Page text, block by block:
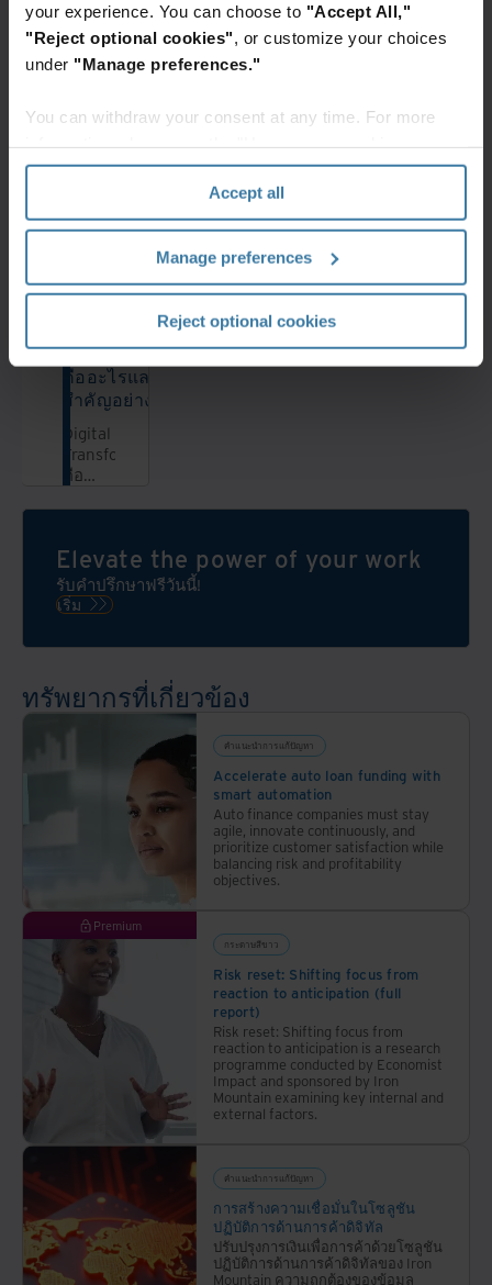
your experience. You can choose to "Accept All,"
"Reject optional cookies" , or customize your choices
under "Manage preferences."
You can withdraw your consent at any time. For more
section" of ourPrivacy Policy.
Accept all
Manage preferences
Reject optional cookies
แพลตฟอร์ม
การจัดการ
อัจฉริยะของ
Mountain
เมื่อคุณ
มี
กระดาษ
และ
ผสมกัน
ในพื้นที่
เก็บ
ข้อมูล
หลาย
แห่ง
พนักงาน
ของ
คุณ
ปัญหา
ในการ
ค้นหา
สิ่งที่
ใจ การ
แชร์
เสี่ยง
จาก
เป็นไป
ตามข้อ
กำหนด
จดหมาย
ดิจิทัล
ดิจิทัล
สามารถ
ติดตั้ง
และใช้
ง่าย
โซลูชัน
แบบ
ครบ
วงจรที่
สมบูรณ์
แบบ
ของเรา
จนถึง
การ
ทั้งหมด
วงจร
การ
ที่
สามารถ
ตรวจ
สอบได้
โซลูชัน
automation
การจัด
ระบบ
digital
workflow
automation
จาก
Iron
Mountain
เป็น
ให้
แบบ
อัตโนมัติ
การเปลี่ยนแปลง
Transformation
คืออะไรและ
สำคัญอย่างไร
Digital
Transformation
คือ
และมี
สำคัญ
อย่างไร
แล้วขั้น
ตอน
การ
เปลี่ยนแปลง
Elevate the power of your work
รับคำปรึกษาฟรีวันนี้!
เริ่ม
ทรัพยากรที่เกี่ยวข้อง
คำแนะนำการแก้ปัญหา
Accelerate auto loan funding with
smart automation
Auto finance companies must stay
agile, innovate continuously, and
prioritize customer satisfaction while
balancing risk and profitability
objectives.
Premium
กระดาษสีขาว
Risk reset: Shifting focus from
reaction to anticipation (full
report)
Risk reset: Shifting focus from
reaction to anticipation is a research
programme conducted by Economist
Impact and sponsored by Iron
Mountain examining key internal and
external factors.
คำแนะนำการแก้ปัญหา
การสร้างความเชื่อมั่นในโซลูชัน
ปฏิบัติการด้านการค้าดิจิทัล
ปรับปรุงการเงินเพื่อการค้าด้วยโซลูชัน
ปฏิบัติการด้านการค้าดิจิทัลของ Iron
Mountain ความถูกต้องของข้อมูล